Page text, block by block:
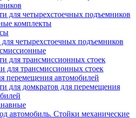
для четырехстоечных подъемников
комплекты
четырехстоечных подъемников
для трансмиссионных стоек
для трансмиссионных стоек
перемещения автомобилей
для домкратов для перемещения
автомобиль. Стойки механические